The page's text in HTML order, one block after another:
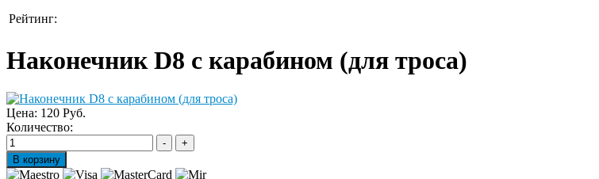
Рейтинг:
Наконечник D8 с карабином (для троса)
Цена: 120 Руб.
Количество: